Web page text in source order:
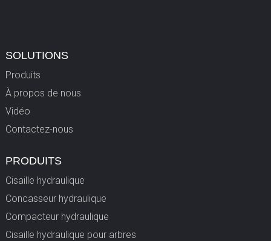
SOLUTIONS
Produits
À propos de nous
Vidéo
Contactez-nous
PRODUITS
Cisaille hydraulique
Concasseur hydraulique
Compacteur hydraulique
Cisaille hydraulique pour arbres